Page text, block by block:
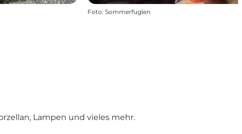
Foto: Sommerfuglen
Lampen und vieles mehr.